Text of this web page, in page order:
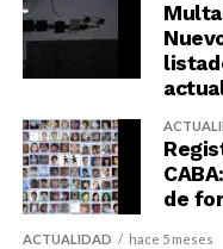
de
ACTUALIDAD hace 5 meses